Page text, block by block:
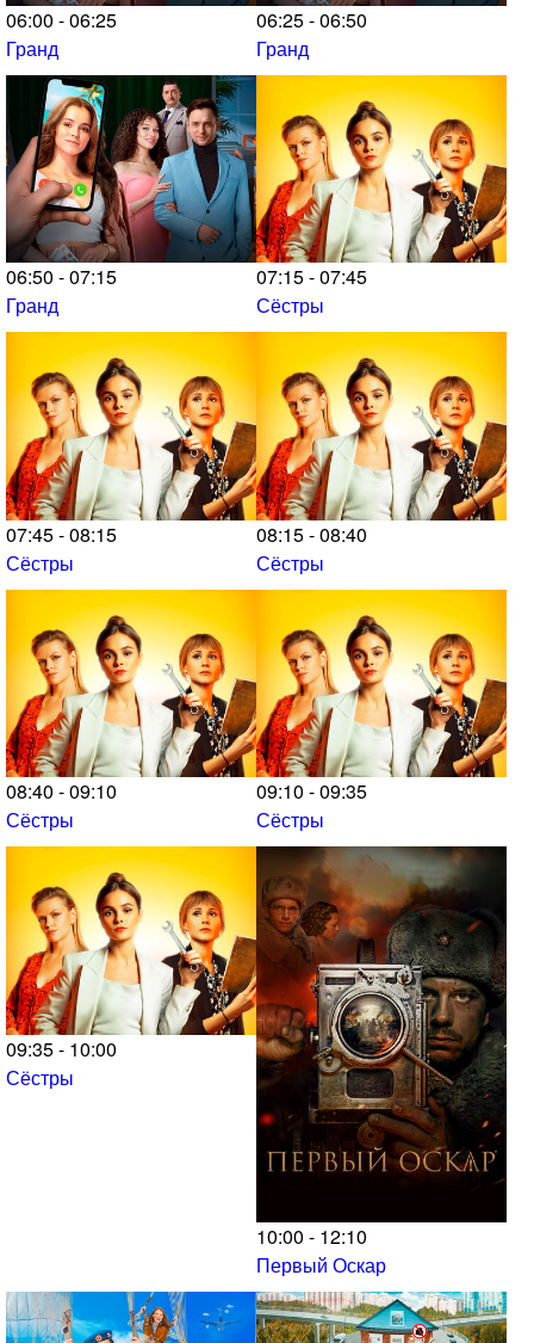
06:00 - 06:25
Гранд
06:25 - 06:50
Гранд
06:50 - 07:15
Гранд
07:15 - 07:45
Сёстры
07:45 - 08:15
Сёстры
08:15 - 08:40
Сёстры
08:40 - 09:10
Сёстры
09:10 - 09:35
Сёстры
09:35 - 10:00
Сёстры
10:00 - 12:10
Первый Оскар